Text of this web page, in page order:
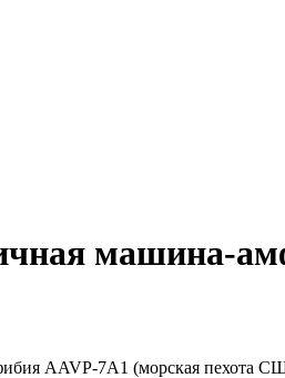
машина-
AAVP-7A1 (морская пехота